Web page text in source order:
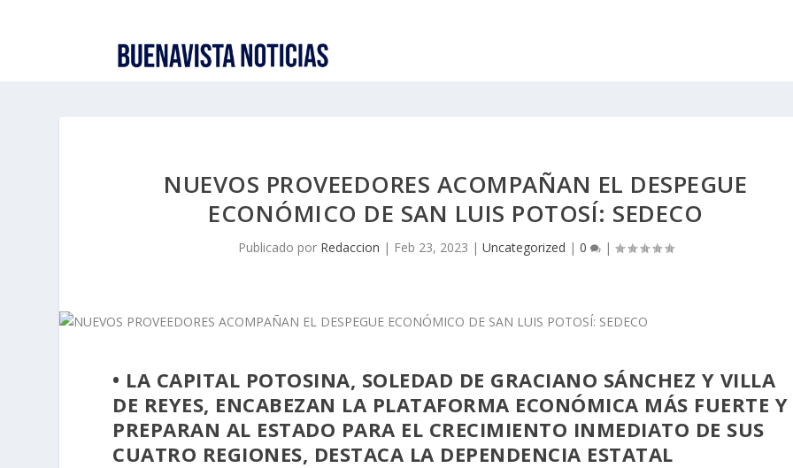
NUEVOS PROVEEDORES ACOMPAÑAN EL DESPEGUE
ECONÓMICO DE SAN LUIS POTOSÍ: SEDECO
Publicado por Redaccion | Feb 23, 2023 | Uncategorized | 0 |
• LA CAPITAL POTOSINA, SOLEDAD DE GRACIANO SÁNCHEZ Y VILLA
DE REYES, ENCABEZAN LA PLATAFORMA ECONÓMICA MÁS FUERTE Y
PREPARAN AL ESTADO PARA EL CRECIMIENTO INMEDIATO DE SUS
CUATRO REGIONES, DESTACA LA DEPENDENCIA ESTATAL